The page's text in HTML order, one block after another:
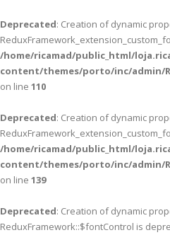
Deprecated: Creation of dynamic
/home/ricamad/public_html/
content/themes/porto/inc/admin/
on line 110
Deprecated: Creation of dynamic
/home/ricamad/public_html/
content/themes/porto/inc/admin/
on line 139
Deprecated: Creation of dynamic
ReduxFramework::$fontControl is